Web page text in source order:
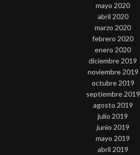
mayo 2020
abril 2020
marzo 2020
febrero 2020
enero 2020
diciembre 2019
noviembre 2019
octubre 2019
septiembre 2019
agosto 2019
julio 2019
junio 2019
mayo 2019
abril 2019